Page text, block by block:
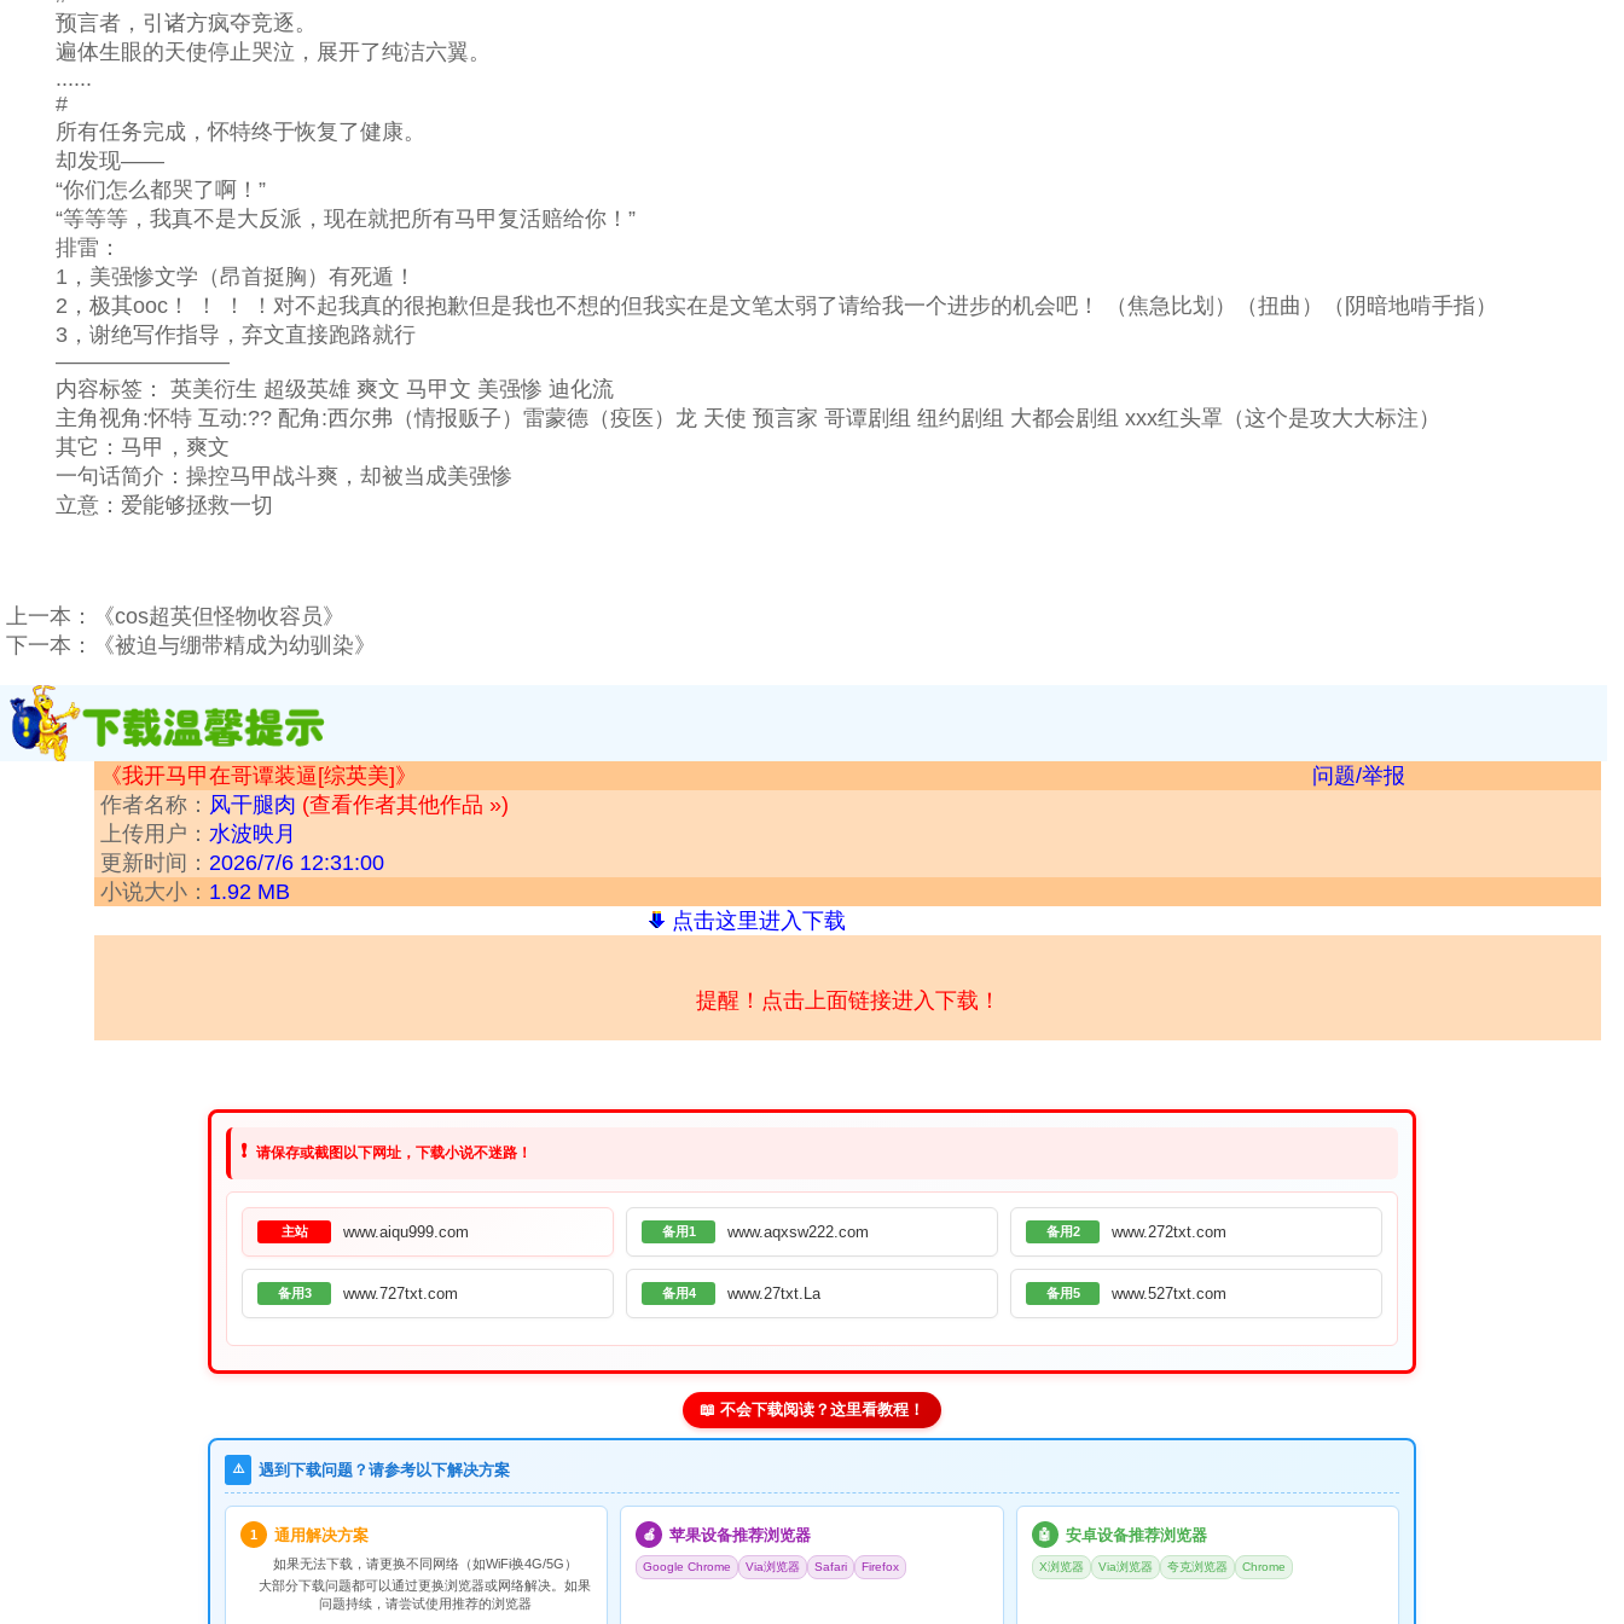
预言者，引诸方疯夺竞逐。
遍体生眼的天使停止哭泣，展开了纯洁六翼。
......
#
所有任务完成，怀特终于恢复了健康。
却发现——
“你们怎么都哭了啊！”
“等等等，我真不是大反派，现在就把所有马甲复活赔给你！”
排雷：
1，美强惨文学（昂首挺胸）有死遁！
2，极其ooc！ ！ ！ ！对不起我真的很抱歉但是我也不想的但我实在是文笔太弱了请给我一个进步的机会吧！ （焦急比划）（扭曲）（阴暗地啃手指）
3，谢绝写作指导，弃文直接跑路就行
————————
内容标签： 英美衍生 超级英雄 爽文 马甲文 美强惨 迪化流
主角视角:怀特 互动:?? 配角:西尔弗（情报贩子）雷蒙德（疫医）龙 天使 预言家 哥谭剧组 纽约剧组 大都会剧组 xxx红头罩（这个是攻大大标注）
其它：马甲，爽文
一句话简介：操控马甲战斗爽，却被当成美强惨
立意：爱能够拯救一切
上一本：
《cos超英但怪物收容员》
下一本：
《被迫与绷带精成为幼驯染》
《我开马甲在哥谭装逼[综英美]》
问题/举报
作者名称： 风干腿肉 (查看作者其他作品 »)
上传用户： 水波映月
更新时间： 2026/7/6 12:31:00
小说大小： 1.92 MB
点击这里进入下载
提醒！点击上面链接进入下载！
❗ 请保存或截图以下网址，下载小说不迷路！
主站 www.aiqu999.com 备用1 www.aqxsw222.com 备用2 www.272txt.com
备用3 www.727txt.com 备用4 www.27txt.La 备用5 www.527txt.com
📖 不会下载阅读？这里看教程！
⚠️ 遇到下载问题？请参考以下解决方案
1 通用解决方案
如果无法下载，请更换不同网络（如WiFi换4G/5G）
大部分下载问题都可以通过更换浏览器或网络解决。如果
问题持续，请尝试使用推荐的浏览器
🍎 苹果设备推荐浏览器
Google Chrome Via浏览器 Safari Firefox
🤖 安卓设备推荐浏览器
X浏览器 Via浏览器 夸克浏览器 Chrome